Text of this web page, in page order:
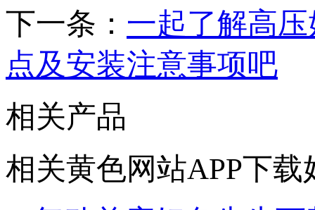
下一条： 一起了解高
点及安装注意事项吧
相关产品
相关黄色网站APP下载